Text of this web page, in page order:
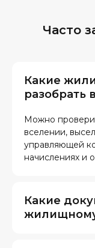
Часто
Какие
разобрать
Можно
вселении,
управляющей
начислениях и
Какие